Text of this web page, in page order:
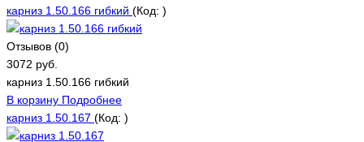
карниз 1.50.166 гибкий (Код: )
Отзывов (0)
3072 руб.
карниз 1.50.166 гибкий
В корзину Подробнее
карниз 1.50.167 (Код: )